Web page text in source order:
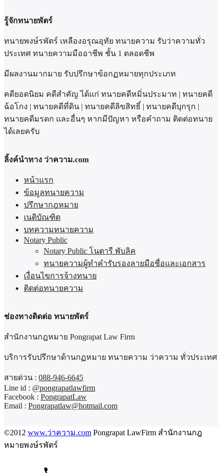
รู้จักทนายพัตร์
ทนายพงษ์รพัตร์ เหลืองอรุณอุทัย ทนายความ รับว่าความทั่ว
ประเทศ ทนายความมืออาชีพ ชั้น 1 ตลอดชีพ
มีผลงานมากมาย รับปรึกษาข้อกฏหมายทุกประเภท
คดียอดนิยม คดีสำคัญ ได้แก่ ทนายคดีหมิ่นประมาท | ทนายคดี
ฉ้อโกง | ทนายคดีที่ดิน | ทนายคดีลิขสิทธิ์ | ทนายคดีบุกรุก |
ทนายคดีมรดก และอื่นๆ หากมีปัญหา หรือคำถาม ติดต่อทนาย
ได้เลยครับ
ลิ้งค์นำทาง ว่าความ.com
หน้าแรก
ข้อมูลทนายความ
ปรึกษากฎหมาย
เนติบัณฑิต
บทความทนายความ
Notary Public
Notary Public โนตารี พับลิค
ทนายความผู้ทำคำรับรองลายมือชื่อและเอกสาร
เงื่อนไขการจ้างทนาย
ติดต่อทนายความ
ช่องทางติดต่อ ทนายพัตร์
สำนักงานกฎหมาย Pongrapat Law Firm
บริการรับปรึกษาด้านกฏหมาย ทนายความ ว่าความ ทั่วประเทศ
สายด่วน : 088-946-6645
Line id : @pongrapatlawfirm
Facebook : PongrapatLaw
Email : Pongrapatlaw@hotmail.com
©2012 www.ว่าความ.com Pongrapat LawFirm สำนักงานกฎ
หมายพงษ์รพัตร์